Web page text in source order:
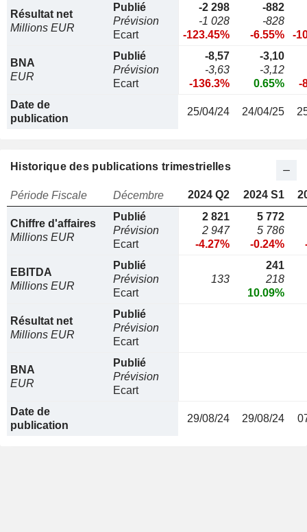
Résultat net
Millions EUR
Publié
Prévision
Ecart
-2 298
-1 028
-123.45%
-882
-828
-6.55%
-
BNA
EUR
Publié
Prévision
Ecart
-8,57
-3,63
-136.3%
-3,10
-3,12
0.65%
-
Date de
publication
25/04/24 24/04/25
Historique des publications trimestrielles
Période Fiscale Décembre 2024 Q2 2024 S1
Chiffre d'affaires
Millions EUR
Publié
Prévision
Ecart
2 821
2 947
-4.27%
5 772
5 786
-0.24%
EBITDA
Millions EUR
Publié
Prévision
Ecart
133
241
218
10.09%
Résultat net
Millions EUR
Publié
Prévision
Ecart
BNA
EUR
Publié
Prévision
Ecart
Date de
publication
29/08/24 29/08/24